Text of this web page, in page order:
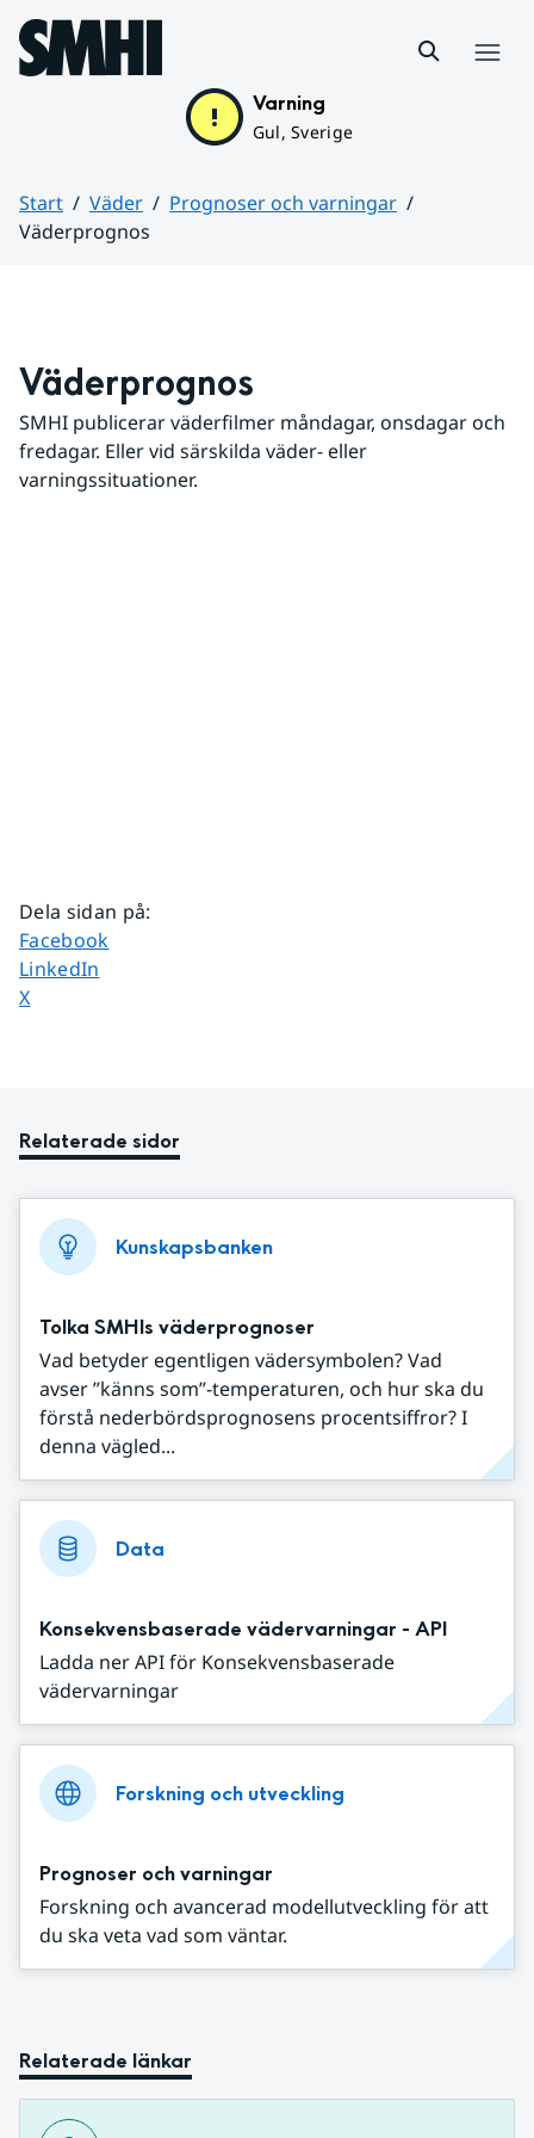
Hoppa till sidans innehåll
Varning
Gul, Sverige
Start Väder
Prognoser och varningar
Väderprognos
Väderprognos
SMHI publicerar väderfilmer måndagar, onsdagar och
fredagar. Eller vid särskilda väder- eller
varningssituationer.
Dela sidan på:
Dela sidan på
Facebook
Dela sidan på
LinkedIn
Dela sidan på
X
Relaterade sidor
Kunskapsbanken
Tolka SMHIs väderprognoser
Vad betyder egentligen vädersymbolen? Vad
avser ”känns som”-temperaturen, och hur ska du
förstå nederbördsprognosens procentsiffror? I
denna vägled...
Data
Konsekvensbaserade vädervarningar - API
Ladda ner API för Konsekvensbaserade
vädervarningar
Forskning och utveckling
Prognoser och varningar
Forskning och avancerad modellutveckling för att
du ska veta vad som väntar.
Relaterade länkar